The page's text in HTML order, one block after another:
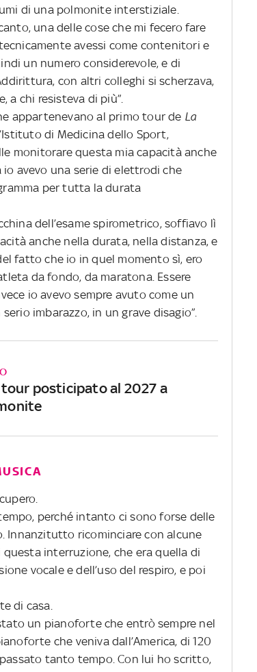
di una polmonite interstiziale.
una delle cose che mi fecero fare
avessi come contenitori e
un numero considerevole, e di
con altri colleghi si scherzava,
a chi resisteva di più”.
appartenevano al primo tour de La
di Medicina dello Sport,
monitorare questa mia capacità anche
avevo una serie di elettrodi che
per tutta la durata
dell’esame spirometrico, soffiavo lì
anche nella durata, nella distanza, e
fatto che io in quel momento sì, ero
da fondo, da maratona. Essere
io avevo sempre avuto come un
imbarazzo, in un grave disagio”.
posticipato al 2027 a
perché intanto ci sono forse delle
Innanzitutto ricominciare con alcune
interruzione, che era quella di
vocale e dell’uso del respiro, e poi
di casa.
un pianoforte che entrò sempre nel
che veniva dall’America, di 120
tanto tempo. Con lui ho scritto,